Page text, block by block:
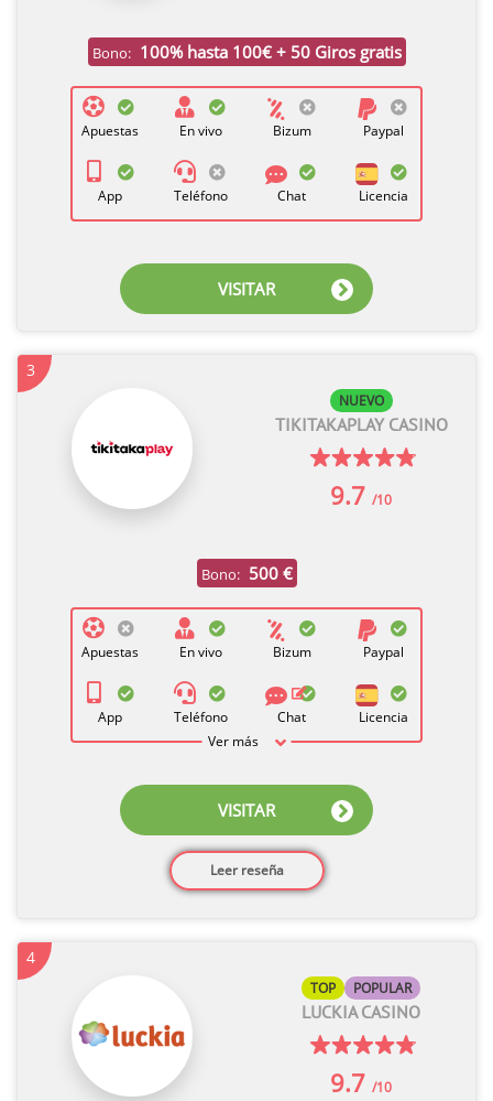
Bono: 100% hasta 100€ + 50 Giros gratis
Apuestas En vivo Bizum Paypal
App Teléfono Chat Licencia
VISITAR
3
NUEVO
TIKITAKAPLAY CASINO
9.7 /10
Bono: 500 €
Ver más
Apuestas En vivo Bizum Paypal
App Teléfono Chat Licencia
VISITAR
Leer reseña
4
TOP POPULAR
LUCKIA CASINO
9.7 /10